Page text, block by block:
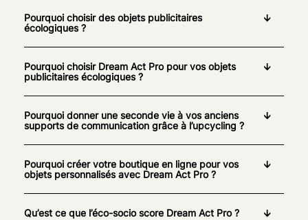
Pourquoi choisir des objets publicitaires
écologiques ?
Pourquoi choisir Dream Act Pro pour vos objets
publicitaires écologiques ?
Pourquoi donner une seconde vie à vos anciens
supports de communication grâce à l’upcycling ?
Pourquoi créer votre boutique en ligne pour vos
objets personnalisés avec Dream Act Pro ?
Qu’est ce que l’éco-socio score Dream Act Pro ?